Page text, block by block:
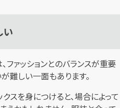
い
ァッションとのバランスが重要
難しい一面もあります。
スを身につけると、場合によって